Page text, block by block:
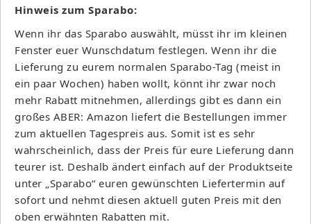
Hinweis zum Sparabo:
Wenn ihr das Sparabo auswählt, müsst ihr im kleinen
Fenster euer Wunschdatum festlegen. Wenn ihr die
Lieferung zu eurem normalen Sparabo-Tag (meist in
ein paar Wochen) haben wollt, könnt ihr zwar noch
mehr Rabatt mitnehmen, allerdings gibt es dann ein
großes ABER: Amazon liefert die Bestellungen immer
zum aktuellen Tagespreis aus. Somit ist es sehr
wahrscheinlich, dass der Preis für eure Lieferung dann
teurer ist. Deshalb ändert einfach auf der Produktseite
unter „Sparabo“ euren gewünschten Liefertermin auf
sofort und nehmt diesen aktuell guten Preis mit den
oben erwähnten Rabatten mit.